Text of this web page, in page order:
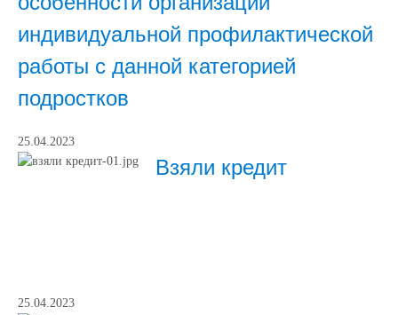
индивидуальной профилактической
работы с данной категорией
подростков
25.04.2023
Взяли кредит
25.04.2023